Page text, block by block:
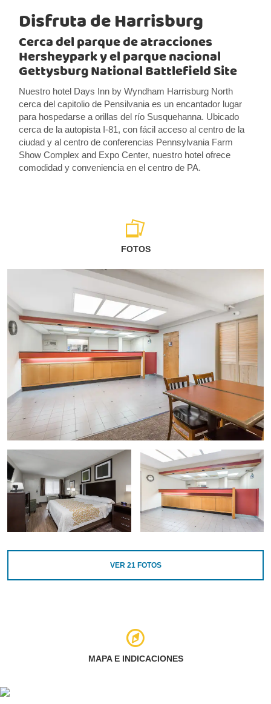
Disfruta de Harrisburg
Cerca del parque de atracciones
Hersheypark y el parque nacional
Gettysburg National Battlefield Site
Nuestro hotel Days Inn by Wyndham Harrisburg North
cerca del capitolio de Pensilvania es un encantador lugar
para hospedarse a orillas del río Susquehanna. Ubicado
cerca de la autopista I-81, con fácil acceso al centro de la
ciudad y al centro de conferencias Pennsylvania Farm
Show Complex and Expo Center, nuestro hotel ofrece
comodidad y conveniencia en el centro de PA.
FOTOS
VER 21FOTOS
MAPA E INDICACIONES